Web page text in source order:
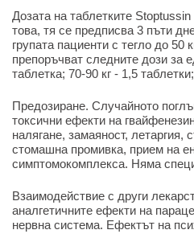
Дозата на таблетките
това, тя се предписва 3 пъти
групата пациенти с тегло до 50
препоръчват следните дози за
таблетка; 70-90 кг - 1,5
Предозиране. Случайното
токсични ефекти на
налягане, замаяност, летаргия,
стомашна промивка, прием на
симптомокомплекса. Няма
Взаимодействие с други
аналгетичните ефекти на
нервна система. Ефектът на